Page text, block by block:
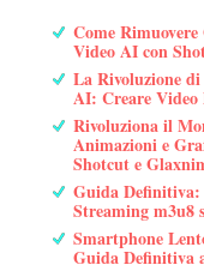
Come
Video AI con
La Rivoluzione
AI: Creare
Rivoluziona il
Animazioni e
Shotcut e
Guida Definitiva:
Streaming m3u8
Smartphone
Guida Definitiva